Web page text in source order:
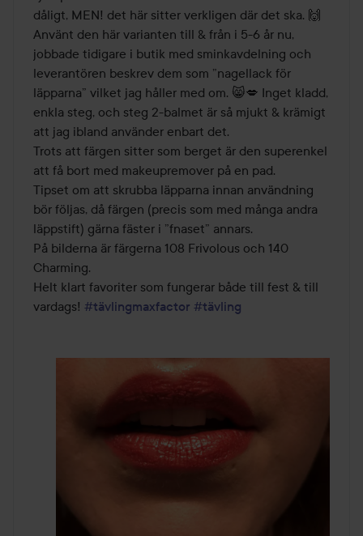
dåligt, MEN! det här sitter verkligen där det ska. 🙌
Använt den här varianten till & från i 5-6 år nu,
jobbade tidigare i butik med sminkavdelning och
leverantören beskrev dem som ”nagellack för
läpparna” vilket jag håller med om. 😸💋 Inget kladd,
enkla steg, och steg 2-balmet är så mjukt & krämigt
att jag ibland använder enbart det.
Trots att färgen sitter som berget är den superenkel
att få bort med makeupremover på en pad.
Tipset om att skrubba läpparna innan användning
bör följas, då färgen (precis som med många andra
läppstift) gärna fäster i ”fnaset” annars.
På bilderna är färgerna 108 Frivolous och 140
Charming.
Helt klart favoriter som fungerar både till fest & till
vardags! #tävlingmaxfactor #tävling